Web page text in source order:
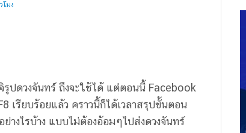
มง
รูปดวงจันทร์ ถึงจะใช้ได้ แต่ตอนนี้ Facebook
เรียบร้อยแล้ว คราวนี้ก็ได้เวลาสรุปขั้นตอน
ย่างไรบ้าง แบบไม่ต้องอ้อมๆไปส่งดวงจันทร์